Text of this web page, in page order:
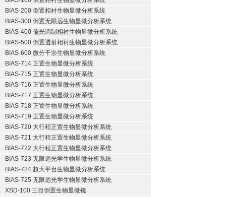
BIAS-200 倒置相衬生物显微分析系统
BIAS-300 倒置无限远生物显微分析系统
BIAS-400 偏光调制相衬生物显微分析系统
BIAS-500 倒置透射相衬生物显微分析系统
BIAS-600 微分干涉生物显微分析系统
BIAS-714 正置生物显微分析系统
BIAS-715 正置生物显微分析系统
BIAS-716 正置生物显微分析系统
BIAS-717 正置生物显微分析系统
BIAS-718 正置生物显微分析系统
BIAS-719 正置生物显微分析系统
BIAS-720 大行程正置生物显微分析系统
BIAS-721 大行程正置生物显微分析系统
BIAS-722 大行程正置生物显微分析系统
BIAS-723 无限远光学生物显微分析系统
BIAS-724 超大平台生物显微分析系统
BIAS-725 无限远光学生物显微分析系统
XSD-100 三目倒置生物显微镜